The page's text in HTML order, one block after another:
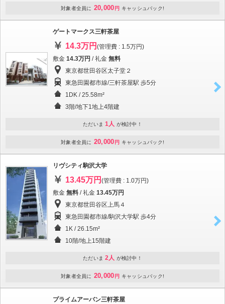
対象者全員に 20,000 円 キャッシュバック!
ゲートマークス三軒茶屋
14.3万円 (管理費 : 1.5万円)
敷金 14.3万円 / 礼金 無料
東京都世田谷区太子堂２
東急田園都市線/三軒茶屋駅 歩5分
1DK / 25.58m²
3階/地下1地上4階建
ただいま 1人 が検討中！
対象者全員に 20,000 円 キャッシュバック!
リヴシティ駒沢大学
13.45万円 (管理費 : 1.0万円)
敷金 無料 / 礼金 13.45万円
東京都世田谷区上馬４
東急田園都市線/駒沢大学駅 歩4分
1K / 26.15m²
10階/地上15階建
ただいま 2人 が検討中！
対象者全員に 20,000 円 キャッシュバック!
プライムアーバン三軒茶屋